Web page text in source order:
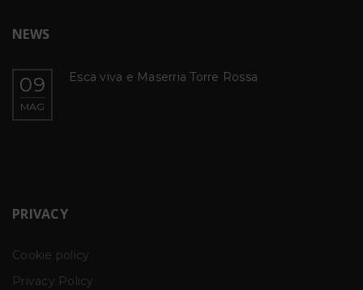
NEWS
09
MAG
Kriptos
PRIVACY
Cookie policy
Privacy Policy